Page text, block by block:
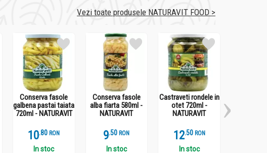
Vezi toate produsele NATURAVIT FOOD >
Conserva fasole
galbena pastai taiata
720ml - NATURAVIT
10.8 RON
In stoc
Conserva fasole
alba fiarta 580ml -
NATURAVIT
9.5 RON
In stoc
Castraveti rondele in
otet 720ml -
NATURAVIT
12.5 RON
In stoc